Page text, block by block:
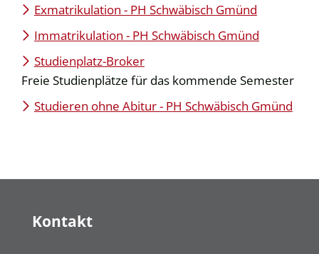
Exmatrikulation - PH Schwäbisch Gmünd
Immatrikulation - PH Schwäbisch Gmünd
Studienplatz-Broker
Freie Studienplätze für das kommende Semester
Studieren ohne Abitur - PH Schwäbisch Gmünd
Kontakt